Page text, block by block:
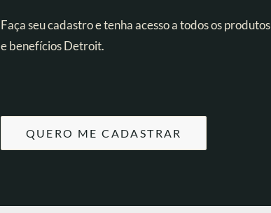
Faça seu cadastro e tenha acesso a todos os produtos
e benefícios Detroit.
QUERO ME CADASTRAR